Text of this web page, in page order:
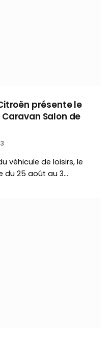
présente le
Salon de
véhicule de loisirs, le
du 25 août au 3…